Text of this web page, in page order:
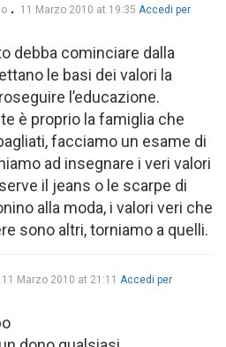
11 Marzo 2010 at 19:35 Accedi per
debba cominciare dalla
le basi dei valori la
l’educazione.
è proprio la famiglia che
facciamo un esame di
ad insegnare i veri valori
il jeans o le scarpe di
alla moda, i valori veri che
sono altri, torniamo a quelli.
11 Marzo 2010 at 21:11 Accedi per